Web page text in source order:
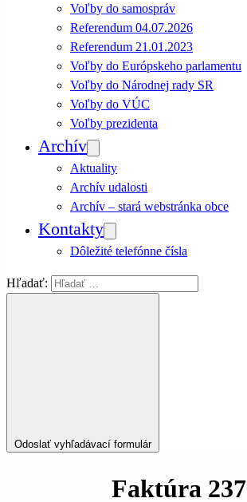
Voľby do samospráv
Referendum 04.07.2026
Referendum 21.01.2023
Voľby do Európskeho parlamentu
Voľby do Národnej rady SR
Voľby do VÚC
Voľby prezidenta
Archív
Aktuality
Archív udalosti
Archív – stará webstránka obce
Kontakty
Dôležité telefónne čísla
Hľadať:
Odoslať vyhľadávací formulár
Faktúra 237